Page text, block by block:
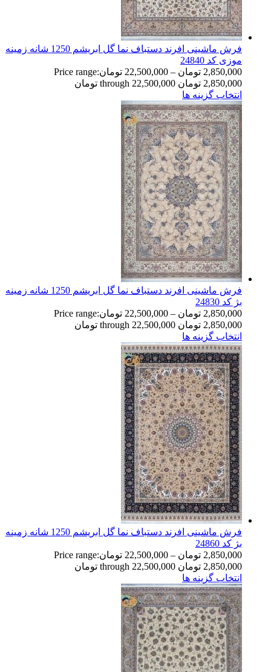
فرش ماشینی افرند دستباف نما گل ابریشم 1250 شانه زمینه
موزی کد 24840
2,850,000 تومان –
22,500,000 تومانPrice range:
2,850,000 تومان through 22,500,000 تومان
انتخاب گزینه ها
فرش ماشینی افرند دستباف نما گل ابریشم 1250 شانه زمینه
بژ کد 24830
2,850,000 تومان –
22,500,000 تومانPrice range:
2,850,000 تومان through 22,500,000 تومان
انتخاب گزینه ها
فرش ماشینی افرند دستباف نما گل ابریشم 1250 شانه زمینه
بژ کد 24860
2,850,000 تومان –
22,500,000 تومانPrice range:
2,850,000 تومان through 22,500,000 تومان
انتخاب گزینه ها